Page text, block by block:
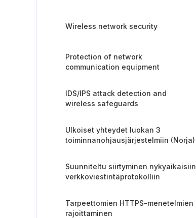
Wireless network security
Protection of network
communication equipment
IDS/IPS attack detection and
wireless safeguards
Ulkoiset yhteydet luokan 3
toiminnanohjausjärjestelmiin (Norja)
Suunniteltu siirtyminen nykyaikaisiin
verkkoviestintäprotokolliin
Tarpeettomien HTTPS-menetelmien
rajoittaminen